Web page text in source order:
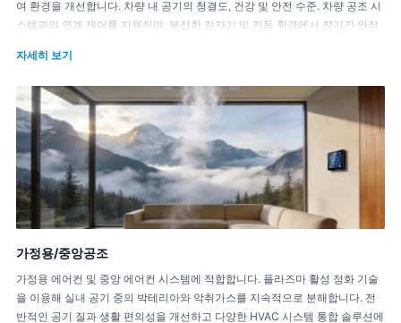
여 환경을 개선합니다. 차량 내 공기의 청결도, 건강 및 안전 수준. 차량 공조 시
스템과의 연계 제어를 지원하며, 복잡한 전자기 및 진동 환경에서 장기간 안정
자세히 보기
가정용/중앙공조
가정용 에어컨 및 중앙 에어컨 시스템에 적합합니다. 플라즈마 활성 정화 기술
을 이용해 실내 공기 중의 박테리아와 악취가스를 지속적으로 분해합니다. 전
반적인 공기 질과 생활 편의성을 개선하고 다양한 HVAC 시스템 통합 솔루션에